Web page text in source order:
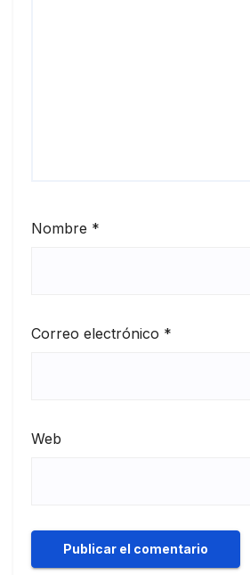
Nombre *
Correo electrónico *
Web